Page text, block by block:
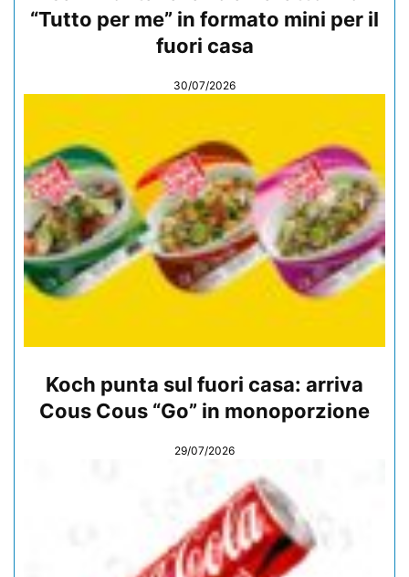
“Tutto per me” in formato mini per il
fuori casa
30/07/2026
Koch punta sul fuori casa: arriva
Cous Cous “Go” in monoporzione
29/07/2026